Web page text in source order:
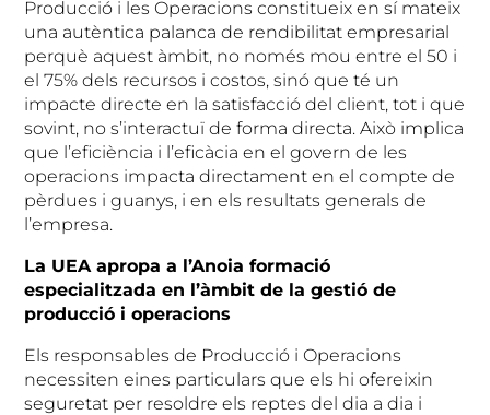
Producció i les Operacions constitueix en sí mateix
una autèntica palanca de rendibilitat empresarial
perquè aquest àmbit, no només mou entre el 50 i
el 75% dels recursos i costos, sinó que té un
impacte directe en la satisfacció del client, tot i que
sovint, no s’interactuï de forma directa. Això implica
que l’eficiència i l’eficàcia en el govern de les
operacions impacta directament en el compte de
pèrdues i guanys, i en els resultats generals de
l’empresa.
La UEA apropa a l’Anoia formació
especialitzada en l’àmbit de la gestió de
producció i operacions
Els responsables de Producció i Operacions
necessiten eines particulars que els hi ofereixin
seguretat per resoldre els reptes del dia a dia i